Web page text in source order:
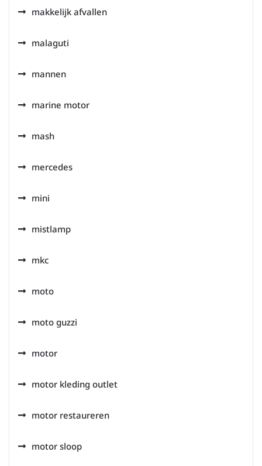
makkelijk afvallen
malaguti
mannen
marine motor
mash
mercedes
mini
mistlamp
mkc
moto
moto guzzi
motor
motor kleding outlet
motor restaureren
motor sloop